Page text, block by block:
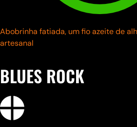
Abobrinha fatiada, um fio azeite de
artesanal
BLUES ROCK